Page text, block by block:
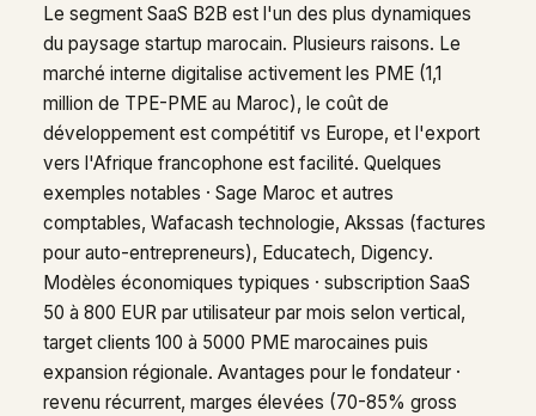
Le segment SaaS B2B est l'un des plus dynamiques
du paysage startup marocain. Plusieurs raisons. Le
marché interne digitalise activement les PME (1,1
million de TPE-PME au Maroc), le coût de
développement est compétitif vs Europe, et l'export
vers l'Afrique francophone est facilité. Quelques
exemples notables · Sage Maroc et autres
comptables, Wafacash technologie, Akssas (factures
pour auto-entrepreneurs), Educatech, Digency.
Modèles économiques typiques · subscription SaaS
50 à 800 EUR par utilisateur par mois selon vertical,
target clients 100 à 5000 PME marocaines puis
expansion régionale. Avantages pour le fondateur ·
revenu récurrent, marges élevées (70-85% gross